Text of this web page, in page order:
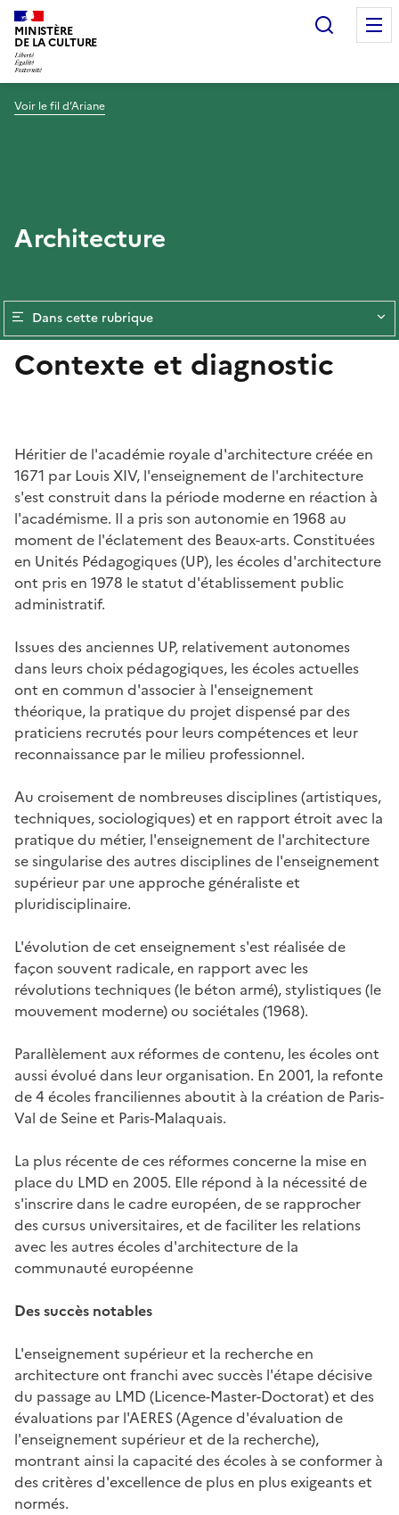
MINISTÈRE
DE LA CULTURE
Voir le fil d’Ariane
Architecture
Dans cette rubrique
Contexte et diagnostic
Héritier de l'académie royale d'architecture créée en
1671 par Louis XIV, l'enseignement de l'architecture
s'est construit dans la période moderne en réaction à
l'académisme. Il a pris son autonomie en 1968 au
moment de l'éclatement des Beaux-arts. Constituées
en Unités Pédagogiques (UP), les écoles d'architecture
ont pris en 1978 le statut d'établissement public
administratif.
Issues des anciennes UP, relativement autonomes
dans leurs choix pédagogiques, les écoles actuelles
ont en commun d'associer à l'enseignement
théorique, la pratique du projet dispensé par des
praticiens recrutés pour leurs compétences et leur
reconnaissance par le milieu professionnel.
Au croisement de nombreuses disciplines (artistiques,
techniques, sociologiques) et en rapport étroit avec la
pratique du métier, l'enseignement de l'architecture
se singularise des autres disciplines de l'enseignement
supérieur par une approche généraliste et
pluridisciplinaire.
L'évolution de cet enseignement s'est réalisée de
façon souvent radicale, en rapport avec les
révolutions techniques (le béton armé), stylistiques (le
mouvement moderne) ou sociétales (1968).
Parallèlement aux réformes de contenu, les écoles ont
aussi évolué dans leur organisation. En 2001, la refonte
de 4 écoles franciliennes aboutit à la création de Paris-
Val de Seine et Paris-Malaquais.
La plus récente de ces réformes concerne la mise en
place du LMD en 2005. Elle répond à la nécessité de
s'inscrire dans le cadre européen, de se rapprocher
des cursus universitaires, et de faciliter les relations
avec les autres écoles d'architecture de la
communauté européenne
Des succès notables
L'enseignement supérieur et la recherche en
architecture ont franchi avec succès l'étape décisive
du passage au LMD (Licence-Master-Doctorat) et des
évaluations par l'AERES (Agence d'évaluation de
l'enseignement supérieur et de la recherche),
montrant ainsi la capacité des écoles à se conformer à
des critères d'excellence de plus en plus exigeants et
normés.